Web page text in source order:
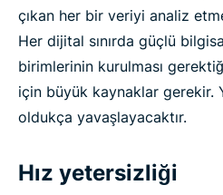
çıkan her bir veriyi analiz
Her dijital sınırda güçlü
birimlerinin kurulması
için büyük kaynaklar gerekir.
oldukça yavaşlayacaktır.
Hız yetersizliği